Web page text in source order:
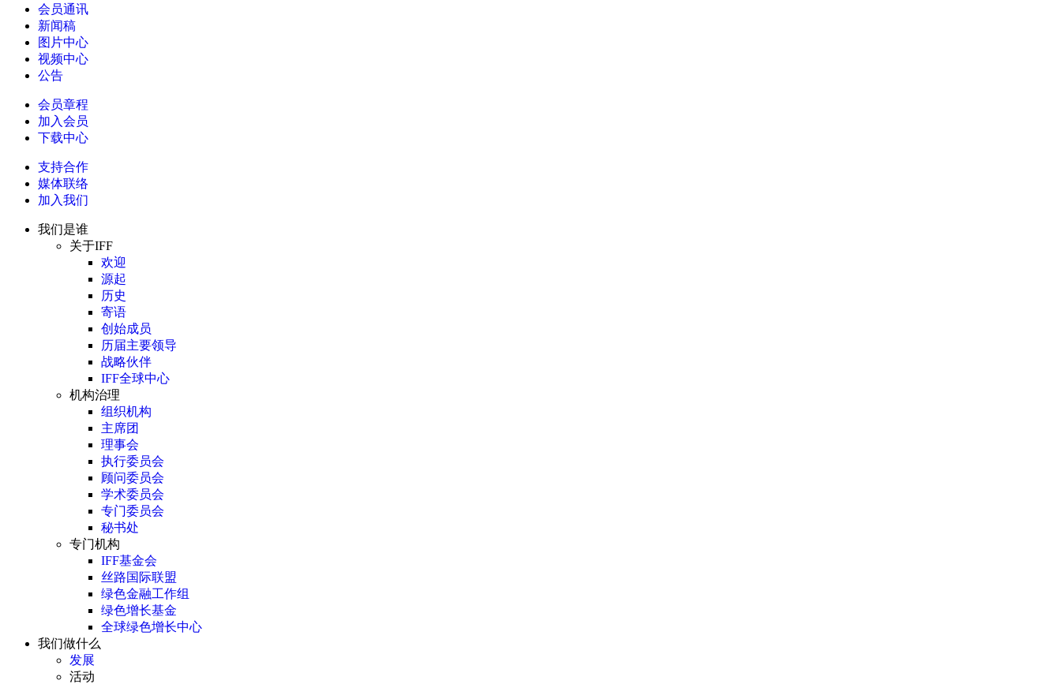
会员通讯
新闻稿
图片中心
视频中心
公告
会员章程
加入会员
下载中心
支持合作
媒体联络
加入我们
我们是谁
关于IFF
欢迎
源起
历史
寄语
创始成员
历届主要领导
战略伙伴
IFF全球中心
机构治理
组织机构
主席团
理事会
执行委员会
顾问委员会
学术委员会
专门委员会
秘书处
专门机构
IFF基金会
丝路国际联盟
绿色金融工作组
绿色增长基金
全球绿色增长中心
我们做什么
发展
活动